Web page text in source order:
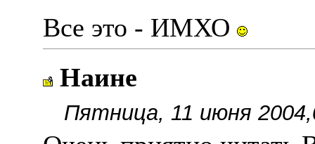
Все это - ИМХО
Наине
Пятница, 11 июня